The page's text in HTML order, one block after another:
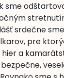
sme
srdečne
pre
a